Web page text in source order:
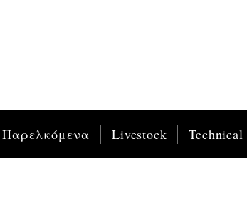
Παρελκόμενα Livestock Technical